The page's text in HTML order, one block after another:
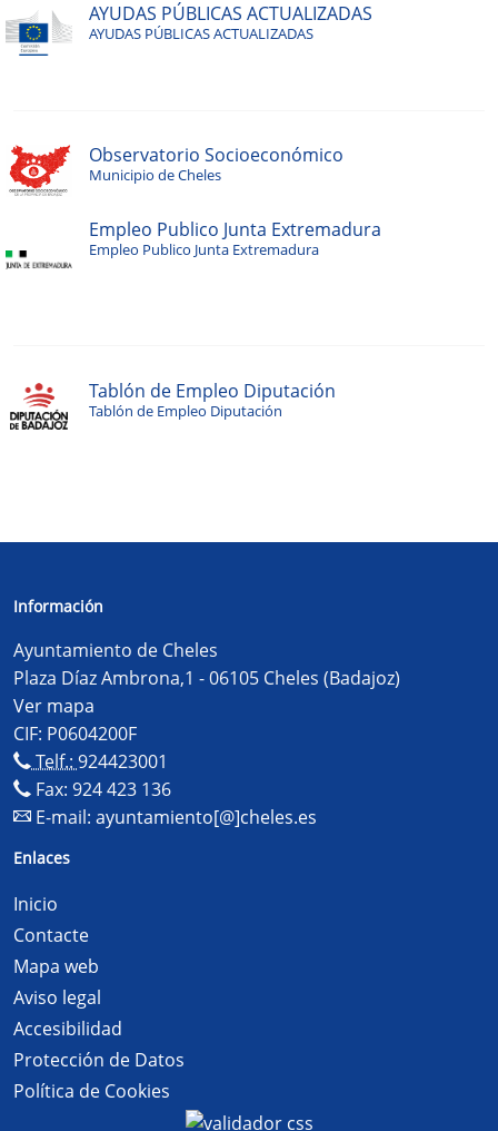
AYUDAS PÚBLICAS ACTUALIZADAS
AYUDAS PÚBLICAS ACTUALIZADAS
Observatorio Socioeconómico
Municipio de Cheles
Empleo Publico Junta Extremadura
Empleo Publico Junta Extremadura
Tablón de Empleo Diputación
Tablón de Empleo Diputación
Información
Ayuntamiento de Cheles
Plaza Díaz Ambrona,1 - 06105 Cheles (Badajoz)
Ver mapa
CIF: P0604200F
Telf.: 924423001
Fax: 924 423 136
E-mail: ayuntamiento[@]cheles.es
Enlaces
Inicio
Contacte
Mapa web
Aviso legal
Accesibilidad
Protección de Datos
Política de Cookies